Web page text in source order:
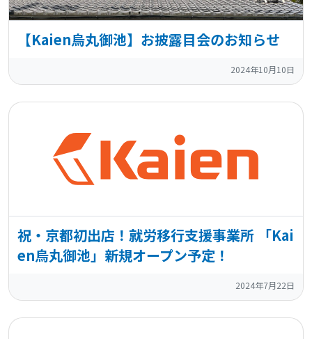
【Kaien烏丸御池】お披露目会のお知らせ
2024年10月10日
祝・京都初出店！就労移行支援事業所 「Kai
en烏丸御池」新規オープン予定！
2024年7月22日